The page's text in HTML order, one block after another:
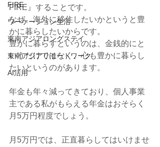
FIRE
ワーケーション生活
東南アジアロングステイ
東南アジアリモートワーク
AI活用
FIRE』することです。
なぜ、海外に移住したいかというと豊
かに暮らしたいからです。
豊かに暮らすというのは、金銭的にと
いうだけではなく、心も豊かに暮らし
たいというのがあります。
年金も年々減ってきており、個人事業
主である私がもらえる年金はおそらく
月5万円程度でしょう。
月5万円では、正直暮らしてはいけませ